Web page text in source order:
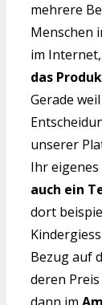
mehrere
Menschen
im Internet,
das
Gerade
unserer
Ihr eigenes
auch ein
dort
Bezug auf
deren